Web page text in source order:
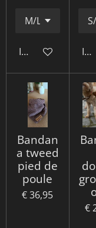
In winkelwagenIn
Bandan
a tweed
pied de
poule
€ 36,95
€